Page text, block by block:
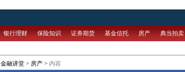
银行理财 保险知识 证券期货 基金信托 房产 典当拍卖
金融讲堂 > 房产 > 内容